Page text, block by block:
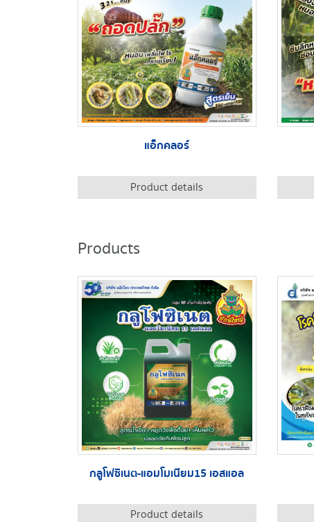
แอ็กคลอร์
Product details
Products
กลูโฟซิเนต-แอมโมเนียม15 เอสแอล
Product details